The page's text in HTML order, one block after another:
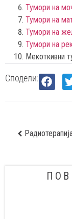
Тумори на
Тумори на
Тумори на
Тумори на
Мекоткивни
Сподели: